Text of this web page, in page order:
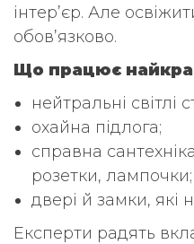
інтер’єр. Але
обов’язково.
Що працює
нейтральні світлі
охайна підлога;
справна
розетки, лампочки;
двері й замки, які
Експерти радять